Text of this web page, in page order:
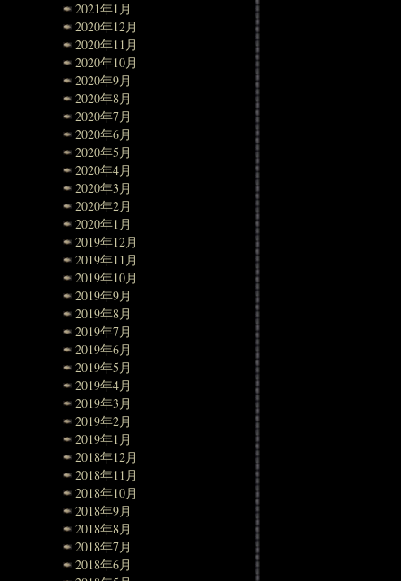
2021年1月
2020年12月
2020年11月
2020年10月
2020年9月
2020年8月
2020年7月
2020年6月
2020年5月
2020年4月
2020年3月
2020年2月
2020年1月
2019年12月
2019年11月
2019年10月
2019年9月
2019年8月
2019年7月
2019年6月
2019年5月
2019年4月
2019年3月
2019年2月
2019年1月
2018年12月
2018年11月
2018年10月
2018年9月
2018年8月
2018年7月
2018年6月